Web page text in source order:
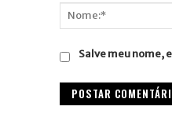
Salve meu nome,